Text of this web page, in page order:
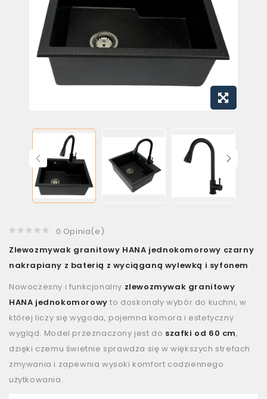
0 Opinia(e)
Zlewozmywak granitowy HANA jednokomorowy czarny
nakrapiany z baterią z wyciąganą wylewką i syfonem
Nowoczesny i funkcjonalny zlewozmywak granitowy
HANA jednokomorowy to doskonały wybór do kuchni, w
której liczy się wygoda, pojemna komora i estetyczny
wygląd. Model przeznaczony jest do szafki od 60 cm,
dzięki czemu świetnie sprawdza się w większych strefach
zmywania i zapewnia wysoki komfort codziennego
użytkowania.